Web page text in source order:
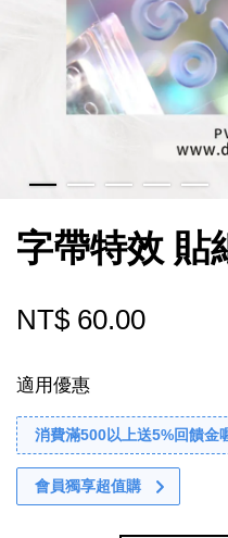
字帶特效 貼
NT$ 60.00
適用優惠
消費滿500以上送5%回饋金
會員獨享超值購